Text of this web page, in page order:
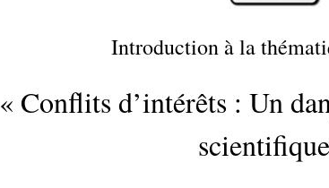
Introduction à la
« Conflits d’intérêts : Un